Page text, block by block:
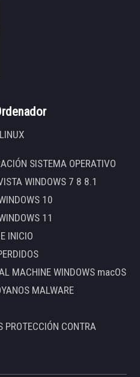
SISTEMA OPERATIVO
WINDOWS 7 8 8.1
10
11
INICIO
MACHINE WINDOWS macOS
MALWARE
CONTRA